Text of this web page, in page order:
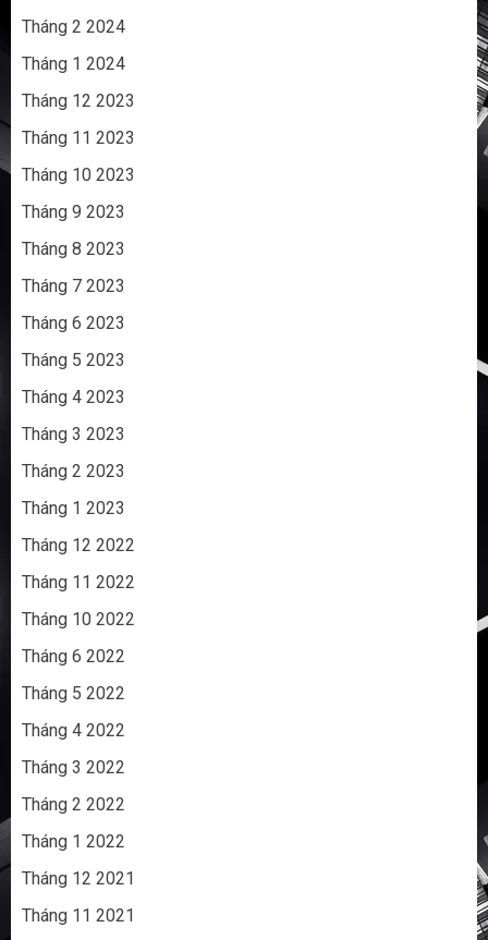
Tháng 2 2024
Tháng 1 2024
Tháng 12 2023
Tháng 11 2023
Tháng 10 2023
Tháng 9 2023
Tháng 8 2023
Tháng 7 2023
Tháng 6 2023
Tháng 5 2023
Tháng 4 2023
Tháng 3 2023
Tháng 2 2023
Tháng 1 2023
Tháng 12 2022
Tháng 11 2022
Tháng 10 2022
Tháng 6 2022
Tháng 5 2022
Tháng 4 2022
Tháng 3 2022
Tháng 2 2022
Tháng 1 2022
Tháng 12 2021
Tháng 11 2021